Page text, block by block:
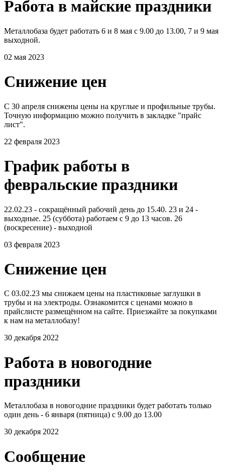
Работа в майские праздники
Металлобаза будет работать 6 и 8 мая с 9.00 до 13.00, 7 и 9 мая
выходной.
02 мая 2023
Снижение цен
С 30 апреля снижены цены на круглые и профильные трубы.
Точную информацию можно получить в закладке "прайс
лист".
22 февраля 2023
График работы в
февральские праздники
22.02.23 - сокращённый рабочий день до 15.40. 23 и 24 -
выходные. 25 (суббота) работаем с 9 до 13 часов. 26
(воскресение) - выходной
03 февраля 2023
Снижение цен
С 03.02.23 мы снижаем цены на пластиковые заглушки в
трубы и на электроды. Ознакомится с ценами можно в
прайслисте размещённом на сайте. Приезжайте за покупками
к нам на металлобазу!
30 декабря 2022
Работа в новогодние
праздники
Металлобаза в новогодние праздники будет работать только
один день - 6 января (пятница) с 9.00 до 13.00
30 декабря 2022
Сообщение